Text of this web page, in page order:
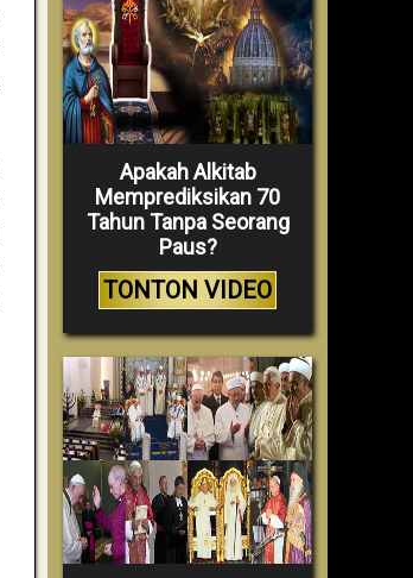
Apakah Alkitab
Memprediksikan 70
Tahun Tanpa Seorang
Paus?
TONTON VIDEO